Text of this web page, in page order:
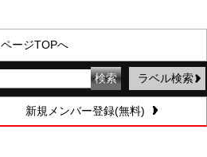
ページTOPへ
ラベル検索
新規メンバー登録(無料)